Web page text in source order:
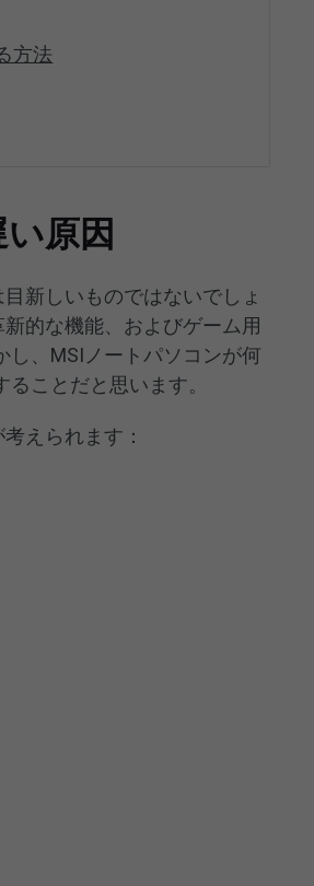
方法
原因
新しいものではないでしょ
的な機能、およびゲーム用
し、MSIノートパソコンが何
ことだと思います。
えられます：